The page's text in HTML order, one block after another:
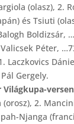
(olasz), 2.
és Tsiuti
Boldizsár,
Péter,
Laczkovics
Gergely.
(orosz), 2.
Njanga